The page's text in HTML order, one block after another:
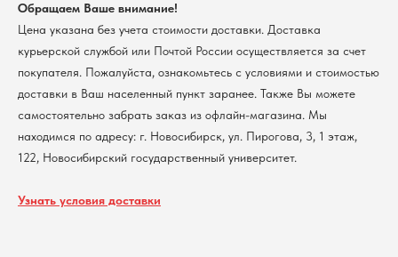
Обращаем Ваше внимание!
Цена указана без учета стоимости доставки. Доставка
курьерской службой или Почтой России осуществляется за счет
покупателя. Пожалуйста, ознакомьтесь с условиями и стоимостью
доставки в Ваш населенный пункт заранее. Также Вы можете
самостоятельно забрать заказ из офлайн-магазина. Мы
находимся по адресу: г. Новосибирск, ул. Пирогова, 3, 1 этаж,
122, Новосибирский государственный университет.
Узнать условия доставки
@2026 Новосибирский государственный университет.
Все права защищены
Политика обработки персональных данных
Согласие на обработку персональных данных
пользователей сайта